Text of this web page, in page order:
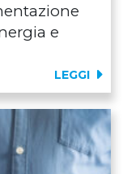
e
LEGGI